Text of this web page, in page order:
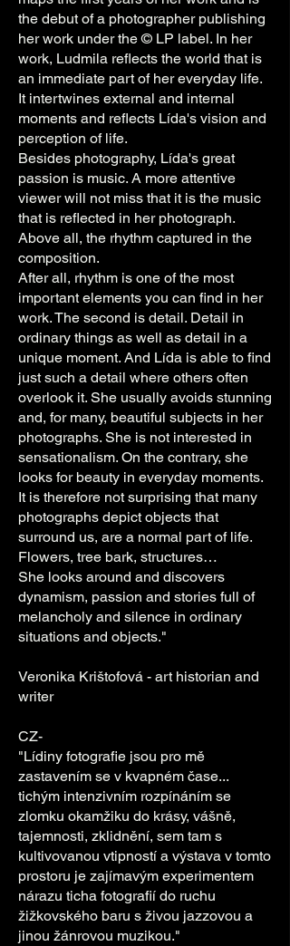
the debut of a photographer publishing
her work under the © LP label. In her
work, Ludmila reflects the world that is
an immediate part of her everyday life.
It intertwines external and internal
moments and reflects Lída's vision and
perception of life.
Besides photography, Lída's great
passion is music. A more attentive
viewer will not miss that it is the music
that is reflected in her photograph.
Above all, the rhythm captured in the
composition.
After all, rhythm is one of the most
important elements you can find in her
work. The second is detail. Detail in
ordinary things as well as detail in a
unique moment. And Lída is able to find
just such a detail where others often
overlook it. She usually avoids stunning
and, for many, beautiful subjects in her
photographs. She is not interested in
sensationalism. On the contrary, she
looks for beauty in everyday moments.
It is therefore not surprising that many
photographs depict objects that
surround us, are a normal part of life.
Flowers, tree bark, structures…
She looks around and discovers
dynamism, passion and stories full of
melancholy and silence in ordinary
situations and objects."
Veronika Krištofová - art historian and
writer
CZ-
"Lídiny fotografie jsou pro mě
zastavením se v kvapném čase...
tichým intenzivním rozpínáním se
zlomku okamžiku do krásy, vášně,
tajemnosti, zklidnění, sem tam s
kultivovanou vtipností a výstava v tomto
prostoru je zajímavým experimentem
nárazu ticha fotografií do ruchu
žižkovského baru s živou jazzovou a
jinou žánrovou muzikou."